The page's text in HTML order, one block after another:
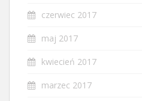
czerwiec 2017
maj 2017
kwiecień 2017
marzec 2017